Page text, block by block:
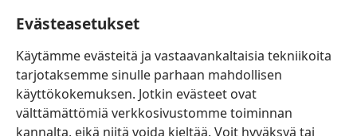
Evästeasetukset
Käytämme evästeitä ja vastaavankaltaisia tekniikoita
tarjotaksemme sinulle parhaan mahdollisen
käyttökokemuksen. Jotkin evästeet ovat
välttämättömiä verkkosivustomme toiminnan
kannalta, eikä niitä voida kieltää. Voit hyväksyä tai
(avaa
uuden
ikkunan)Vartiotornin VERKKOKIRJASTO
(avaa
uuden
ikkunan)JW Hub ®
(avaa